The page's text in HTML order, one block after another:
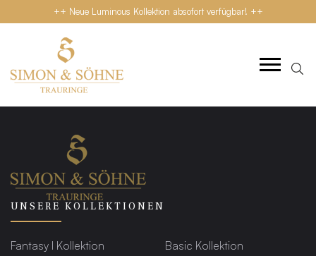
++ Neue Luminous Kollektion absofort verfügbar! ++
UNSERE KOLLEKTIONEN
Fantasy I Kollektion
Basic Kollektion